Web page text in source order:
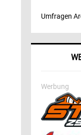
Umfragen
Werbung